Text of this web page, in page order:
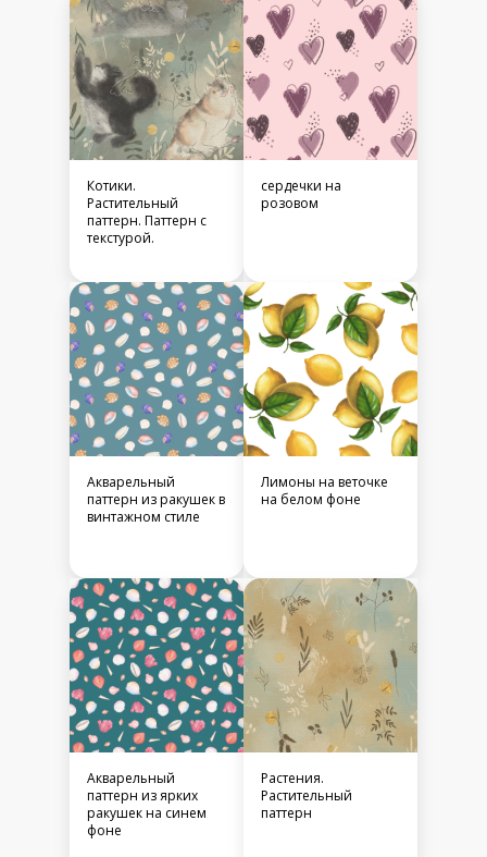
Котики.
Растительный
паттерн. Паттерн с
текстурой.
сердечки на
розовом
Акварельный
паттерн из ракушек в
винтажном стиле
Лимоны на веточке
на белом фоне
Акварельный
паттерн из ярких
ракушек на синем
фоне
Растения.
Растительный
паттерн